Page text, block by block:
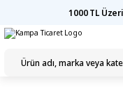
1000 TL